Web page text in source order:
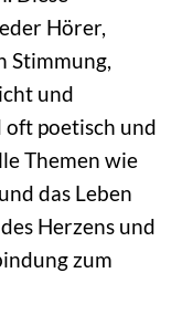
Hörer,
Stimmung,
und
oft poetisch und
Themen wie
das Leben
Herzens und
zum